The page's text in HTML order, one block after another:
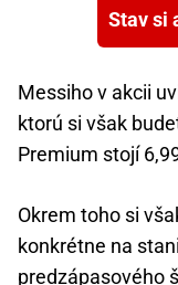
Stav si
Messiho v akcii
ktorú si však
Premium stojí
Okrem toho si
konkrétne na
predzápasového